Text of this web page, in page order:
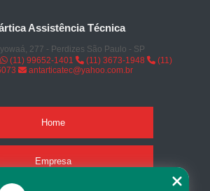
Assistência Técnica
277 - Perdizes São Paulo - SP
(11) 99652-1401 (11) 3673-1948
(11)
antarticatec@yahoo.com.br
Home
Empresa